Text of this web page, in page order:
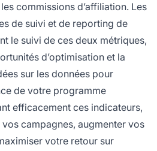
commissions d’affiliation. Les
de suivi et de reporting de
le suivi de ces deux métriques,
d’optimisation et la
sur les données pour
de votre programme
efficacement ces indicateurs,
campagnes, augmenter vos
votre retour sur